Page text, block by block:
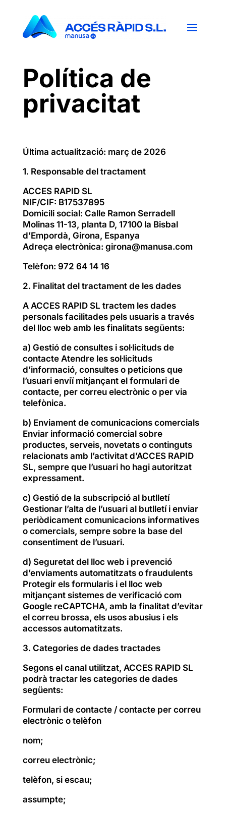
Política de
privacitat
Última actualització: març de 2026
1. Responsable del tractament
ACCES RAPID SL
NIF/CIF: B17537895
Domicili social: Calle Ramon Serradell
Molinas 11-13, planta D, 17100 la Bisbal
d’Empordà, Girona, Espanya
Adreça electrònica: girona@manusa.com
Telèfon: 972 64 14 16
2. Finalitat del tractament de les dades
A ACCES RAPID SL tractem les dades
personals facilitades pels usuaris a través
del lloc web amb les finalitats següents:
a) Gestió de consultes i sol·licituds de
contacte Atendre les sol·licituds
d’informació, consultes o peticions que
l’usuari enviï mitjançant el formulari de
contacte, per correu electrònic o per via
telefònica.
b) Enviament de comunicacions comercials
Enviar informació comercial sobre
productes, serveis, novetats o continguts
relacionats amb l’activitat d’ACCES RAPID
SL, sempre que l’usuari ho hagi autoritzat
expressament.
c) Gestió de la subscripció al butlletí
Gestionar l’alta de l’usuari al butlletí i enviar
periòdicament comunicacions informatives
o comercials, sempre sobre la base del
consentiment de l’usuari.
d) Seguretat del lloc web i prevenció
d’enviaments automatitzats o fraudulents
Protegir els formularis i el lloc web
mitjançant sistemes de verificació com
Google reCAPTCHA, amb la finalitat d’evitar
el correu brossa, els usos abusius i els
accessos automatitzats.
3. Categories de dades tractades
Segons el canal utilitzat, ACCES RAPID SL
podrà tractar les categories de dades
següents:
Formulari de contacte / contacte per correu
electrònic o telèfon
nom;
correu electrònic;
telèfon, si escau;
assumpte;